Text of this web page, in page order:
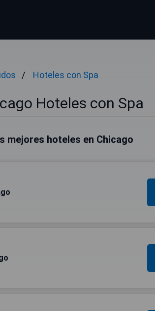
Hoteles con Spa
Hoteles con Spa
mejores hoteles en Chicago